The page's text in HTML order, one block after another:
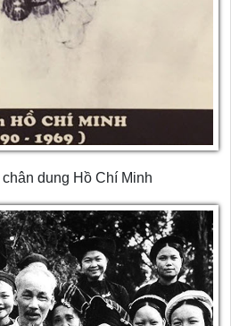
dung Hồ Chí Minh